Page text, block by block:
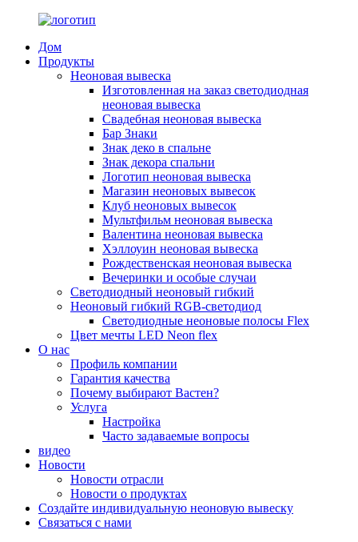
Дом
Продукты
Неоновая вывеска
Изготовленная на заказ светодиодная
неоновая вывеска
Свадебная неоновая вывеска
Бар Знаки
Знак деко в спальне
Знак декора спальни
Логотип неоновая вывеска
Магазин неоновых вывесок
Клуб неоновых вывесок
Мультфильм неоновая вывеска
Валентина неоновая вывеска
Хэллоуин неоновая вывеска
Рождественская неоновая вывеска
Вечеринки и особые случаи
Светодиодный неоновый гибкий
Неоновый гибкий RGB-светодиод
Светодиодные неоновые полосы Flex
Цвет мечты LED Neon flex
О нас
Профиль компании
Гарантия качества
Почему выбирают Вастен?
Услуга
Настройка
Часто задаваемые вопросы
видео
Новости
Новости отрасли
Новости о продуктах
Создайте индивидуальную неоновую вывеску
Связаться с нами